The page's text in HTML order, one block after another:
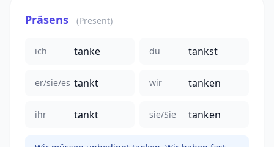
Präsens (Present)
ich tanke du tankst
er/sie/es tankt wir tanken
ihr tankt sie/Sie tanken